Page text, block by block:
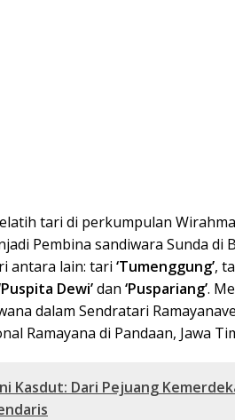
tari di perkumpulan
Pembina sandiwara Sunda di
antara lain: tari ‘Tumenggung’,
Dewi’dan ‘Puspariang’.
dalam Sendratari
Ramayana di Pandaan, Jawa
Kasdut: Dari Pejuang